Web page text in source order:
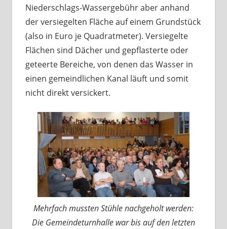
Niederschlags-Wassergebühr aber anhand
der versiegelten Fläche auf einem Grundstück
(also in Euro je Quadratmeter). Versiegelte
Flächen sind Dächer und gepflasterte oder
geteerte Bereiche, von denen das Wasser in
einen gemeindlichen Kanal läuft und somit
nicht direkt versickert.
Mehrfach mussten Stühle nachgeholt werden:
Die Gemeindeturnhalle war bis auf den letzten